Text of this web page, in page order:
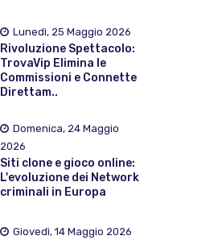
Lunedì, 25 Maggio 2026
Rivoluzione Spettacolo:
TrovaVip Elimina le
Commissioni e Connette
Direttam..
Domenica, 24 Maggio
2026
Siti clone e gioco online:
L'evoluzione dei Network
criminali in Europa
Giovedì, 14 Maggio 2026